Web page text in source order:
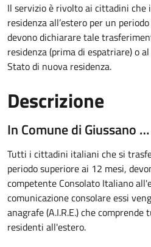
Il servizio è rivolto ai cittadini
residenza all’estero per un
devono dichiarare tale
residenza (prima di espatriare) o
Stato di nuova residenza.
Descrizione
In Comune di Giussano …
Tutti i cittadini italiani che si
periodo superiore ai 12 mesi,
competente Consolato Italiano
comunicazione consolare essi
anagrafe (A.I.R.E.) che
residenti all'estero.